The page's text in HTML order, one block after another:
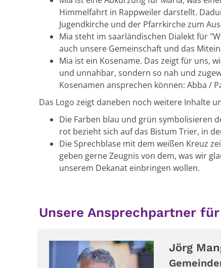
Himmelfahrt in Rappweiler darstellt.
Jugendkirche und der Pfarrkirche zum
Mia steht im saarländischen Dialekt für
auch unsere Gemeinschaft und das
Mia ist ein Kosename. Das zeigt für uns,
und unnahbar, sondern so nah und
Kosenamen ansprechen können: Abba /
Das Logo zeigt daneben noch weitere Inhalte
Die Farben blau und grün symbolisieren
rot bezieht sich auf das Bistum Trier, in
Die Sprechblase mit dem weißen Kreuz
geben gerne Zeugnis von dem, was wir
unserem Dekanat einbringen wollen.
Unsere Ansprechpartner
Jörg